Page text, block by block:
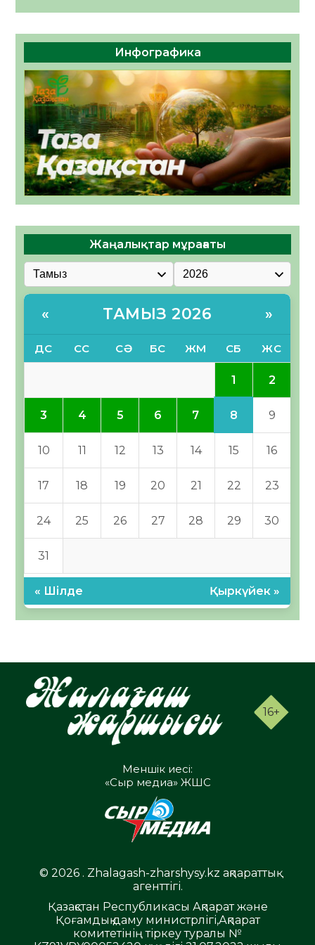
Инфографика
Жаңалықтар мұрағаты
« ТАМЫЗ 2026 »
ДС СС СӘ БС ЖМ СБ ЖС
1 2
3 4 5 6 7 8 9
10 11 12 13 14 15 16
17 18 19 20 21 22 23
24 25 26 27 28 29 30
31
« Шілде Қыркүйек »
16+
Меншік иесі:
«Сыр медиа» ЖШС
© 2026 . Zhalagash-zharshysy.kz ақпараттық
агенттігі.
Қазақстан Республикасы Ақпарат және
Қоғамдық даму министрлігі,Ақпарат
комитетінің тіркеу туралы №